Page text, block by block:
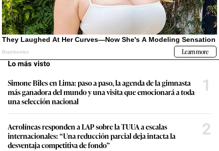
Lo más visto
Simone Biles en Lima: paso a paso, la agenda de la gimnasta
más ganadora del mundo y una visita que emocionará a toda
una selección nacional
1
Aerolíneas responden a LAP sobre la TUUA a escalas
internacionales: “Una reducción parcial deja intacta la
desventaja competitiva de fondo”
2